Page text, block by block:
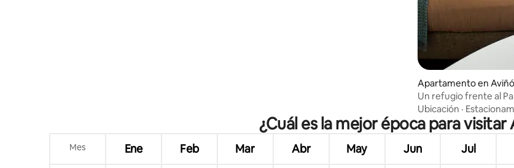
Apartamento en
Un refugio frente al
Ubicación ·
¿Cuál es la mejor época para visitar
Mes Ene Feb Mar Abr May Jun Jul